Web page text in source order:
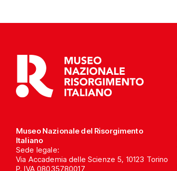
Museo Nazionale del Risorgimento
Italiano
Sede legale:
Via Accademia delle Scienze 5, 10123 Torino
P. IVA 08035780017